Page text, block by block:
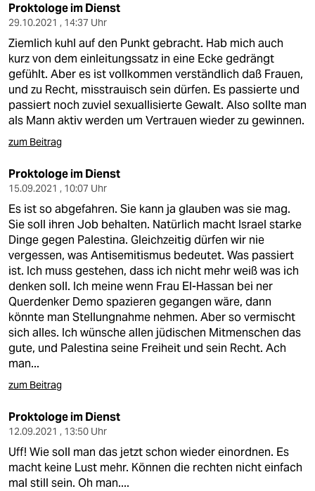
epaper login
Proktologe im Dienst
29.10.2021 , 14:37 Uhr
Ziemlich kuhl auf den Punkt gebracht. Hab mich auch
kurz von dem einleitungssatz in eine Ecke gedrängt
gefühlt. Aber es ist vollkommen verständlich daß Frauen,
und zu Recht, misstrauisch sein dürfen. Es passierte und
passiert noch zuviel sexuallisierte Gewalt. Also sollte man
als Mann aktiv werden um Vertrauen wieder zu gewinnen.
zum Beitrag
Proktologe im Dienst
15.09.2021 , 10:07 Uhr
Es ist so abgefahren. Sie kann ja glauben was sie mag.
Sie soll ihren Job behalten. Natürlich macht Israel starke
Dinge gegen Palestina. Gleichzeitig dürfen wir nie
vergessen, was Antisemitismus bedeutet. Was passiert
ist. Ich muss gestehen, dass ich nicht mehr weiß was ich
denken soll. Ich meine wenn Frau El-Hassan bei ner
Querdenker Demo spazieren gegangen wäre, dann
könnte man Stellungnahme nehmen. Aber so vermischt
sich alles. Ich wünsche allen jüdischen Mitmenschen das
gute, und Palestina seine Freiheit und sein Recht. Ach
man...
zum Beitrag
Proktologe im Dienst
12.09.2021 , 13:50 Uhr
Uff! Wie soll man das jetzt schon wieder einordnen. Es
macht keine Lust mehr. Können die rechten nicht einfach
mal still sein. Oh man....